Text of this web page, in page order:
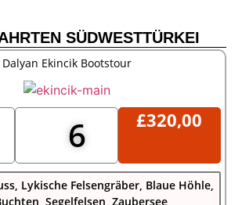
SÜDWESTTÜRKEI
Dalyan Ekincik Bootstour
6 £320,00
Lykische Felsengräber, Blaue Höhle,
Segelfelsen, Zaubersee